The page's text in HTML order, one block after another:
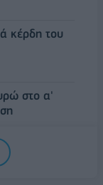
κέρδη του
στο α'